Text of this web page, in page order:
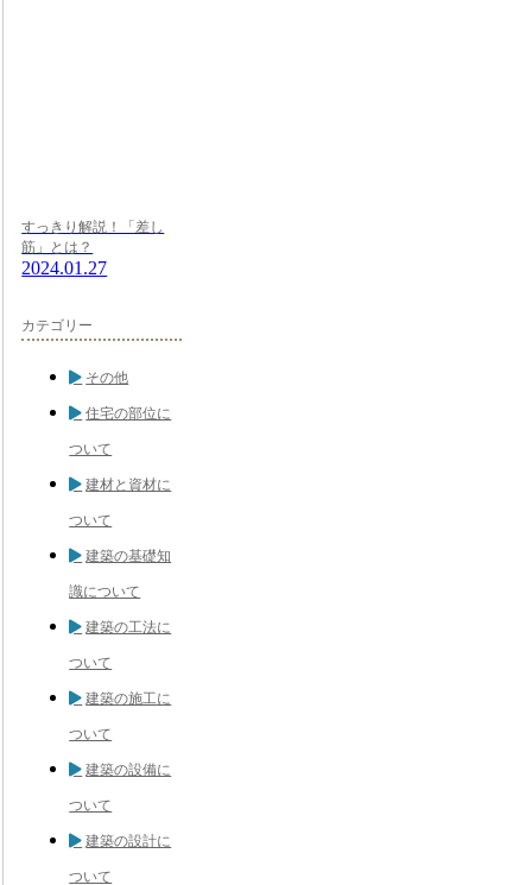
すっきり解説！「差し
筋」とは？
2024.01.27
カテゴリー
その他
住宅の部位に
ついて
建材と資材に
ついて
建築の基礎知
識について
建築の工法に
ついて
建築の施工に
ついて
建築の設備に
ついて
建築の設計に
ついて